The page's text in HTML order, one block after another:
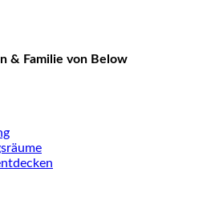
& Familie von Below